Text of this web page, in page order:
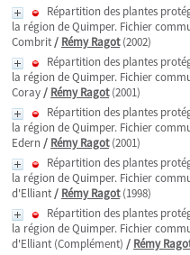
Répartition des plantes
la région de Quimper. Fichier
Combrit/ Rémy Ragot(2002)
Répartition des plantes
la région de Quimper. Fichier
Coray/ Rémy Ragot(2001)
Répartition des plantes
la région de Quimper. Fichier
Edern / Rémy Ragot(2001)
Répartition des plantes
la région de Quimper. Fichier
d'Elliant/ Rémy Ragot(1998)
Répartition des plantes
la région de Quimper. Fichier
d'Elliant (Complément) / Rémy